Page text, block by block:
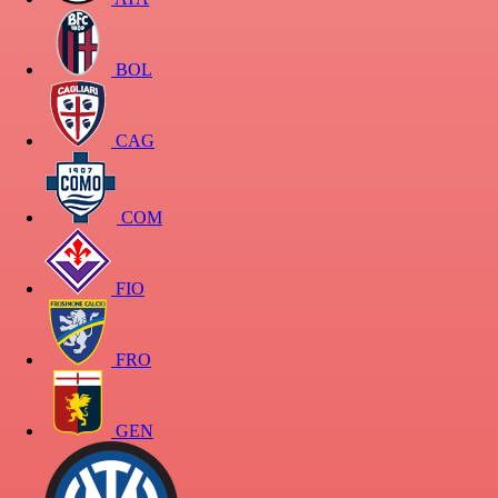
BOL
CAG
COM
FIO
FRO
GEN